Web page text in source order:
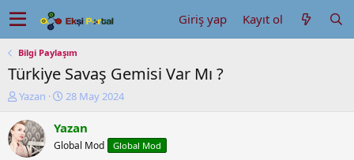
Giriş yap Kayıt ol
Bilgi Paylaşım
Türkiye Savaş Gemisi Var Mı ?
K
n
u
y
Yazan
B
ş
a
28 May 2024
Yazan
Global Mod Global Mod